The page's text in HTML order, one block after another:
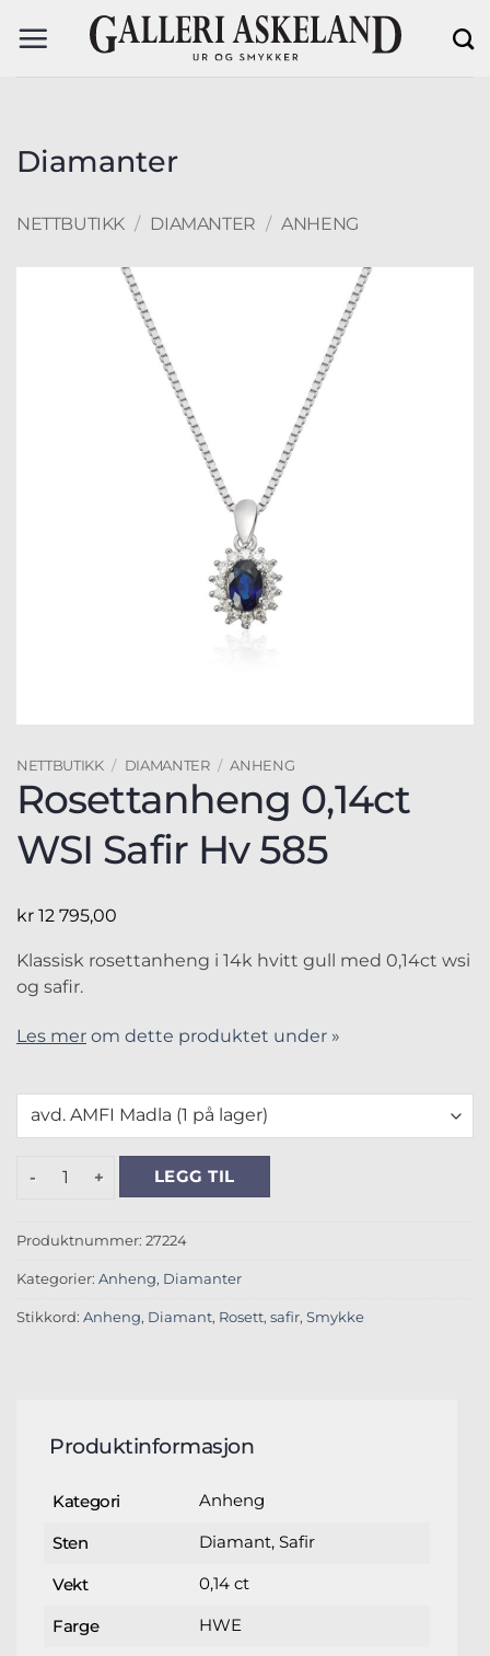
Diamanter
NETTBUTIKK / DIAMANTER / ANHENG
NETTBUTIKK / DIAMANTER / ANHENG
Rosettanheng 0,14ct
WSI Safir Hv 585
kr 12 795,00
Klassisk rosettanheng i 14k hvitt gull med 0,14ct wsi
og safir.
Les mer om dette produktet under »
Rosettanheng 0,14ct WSI Safir Hv 585 antall
LEGG TIL
Produktnummer: 27224
Kategorier: Anheng, Diamanter
Stikkord: Anheng, Diamant, Rosett, safir, Smykke
Produktinformasjon
Kategori Anheng
Sten Diamant, Safir
Vekt 0,14 ct
Farge HWE